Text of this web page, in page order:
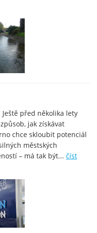
před několika lety
jak získávat
chce skloubit potenciál
městských
– má tak být... číst